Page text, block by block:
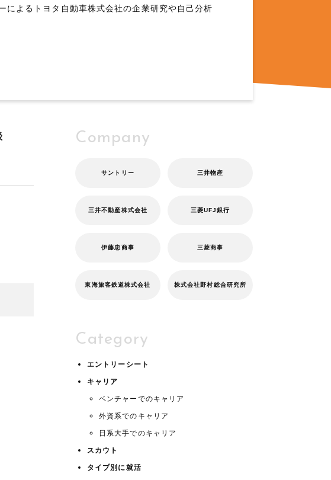
よるトヨタ自動車株式会社の企業研究や自己分析
Company
サントリー 三井物産
三井不動産株式会社 三菱UFJ銀行
伊藤忠商事 三菱商事
東海旅客鉄道株式会社 株式会社野村総合研究所
Category
エントリーシート
キャリア
ベンチャーでのキャリア
外資系でのキャリア
日系大手でのキャリア
スカウト
タイプ別に就活